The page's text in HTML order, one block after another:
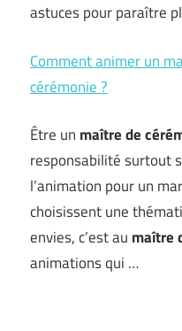
astuces pour paraître
Comment animer un
cérémonie ?
Être un maître de
responsabilité surtout
l’animation pour un
choisissent une
envies, c’est au maître
animations qui …